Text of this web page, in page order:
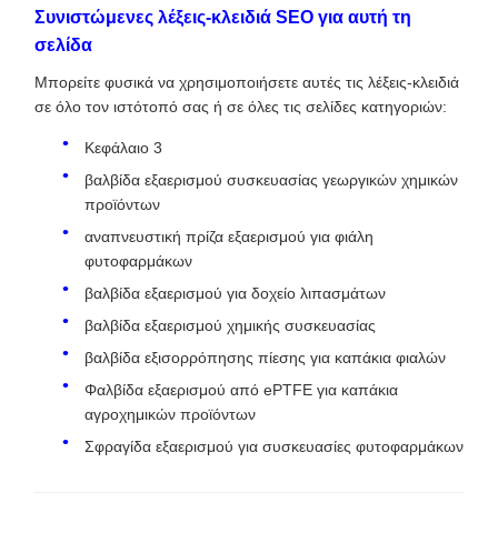
Συνιστώμενες λέξεις-κλειδιά SEO για αυτή τη
σελίδα
Μπορείτε φυσικά να χρησιμοποιήσετε αυτές τις λέξεις-κλειδιά
σε όλο τον ιστότοπό σας ή σε όλες τις σελίδες κατηγοριών:
Κεφάλαιο 3
βαλβίδα εξαερισμού συσκευασίας γεωργικών χημικών
προϊόντων
αναπνευστική πρίζα εξαερισμού για φιάλη
φυτοφαρμάκων
βαλβίδα εξαερισμού για δοχείο λιπασμάτων
βαλβίδα εξαερισμού χημικής συσκευασίας
βαλβίδα εξισορρόπησης πίεσης για καπάκια φιαλών
Φαλβίδα εξαερισμού από ePTFE για καπάκια
αγροχημικών προϊόντων
Σφραγίδα εξαερισμού για συσκευασίες φυτοφαρμάκων